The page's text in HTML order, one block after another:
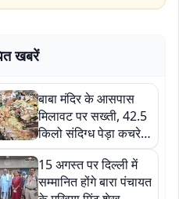
खबरें
बाबा मंदिर के आसपास
मिलावट पर सख्ती, 42.5
किलो संदिग्ध पेड़ा कचरे
में, पूरे सावन चलेगा
अभियान
15 अगस्त पर दिल्ली में
सम्मानित होंगे बारा पंचायत